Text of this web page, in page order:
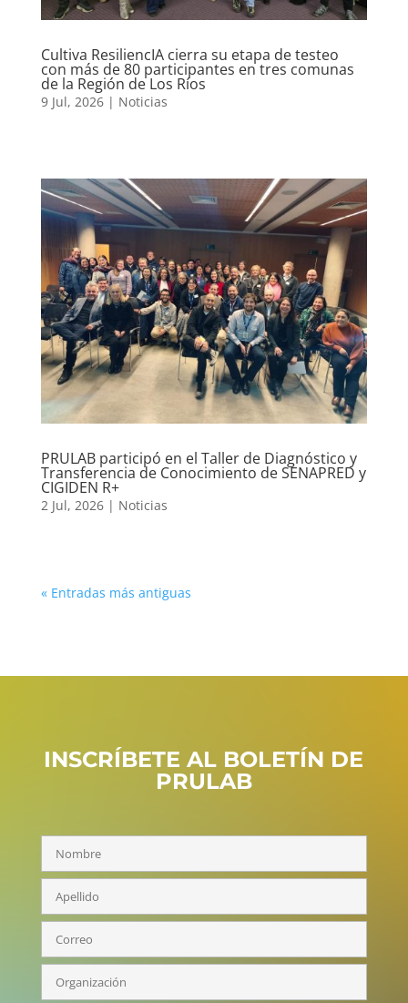
Cultiva ResiliencIA cierra su etapa de testeo
con más de 80 participantes en tres comunas
de la Región de Los Ríos
9 Jul, 2026| Noticias
PRULAB participó en el Taller de Diagnóstico y
Transferencia de Conocimiento de SENAPRED y
CIGIDEN R+
2 Jul, 2026| Noticias
« Entradas más antiguas
INSCRÍBETE AL BOLETÍN DE
PRULAB